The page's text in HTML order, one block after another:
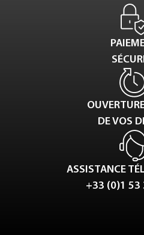
DE VOS
ASSISTANCE
+33 (0)1 53